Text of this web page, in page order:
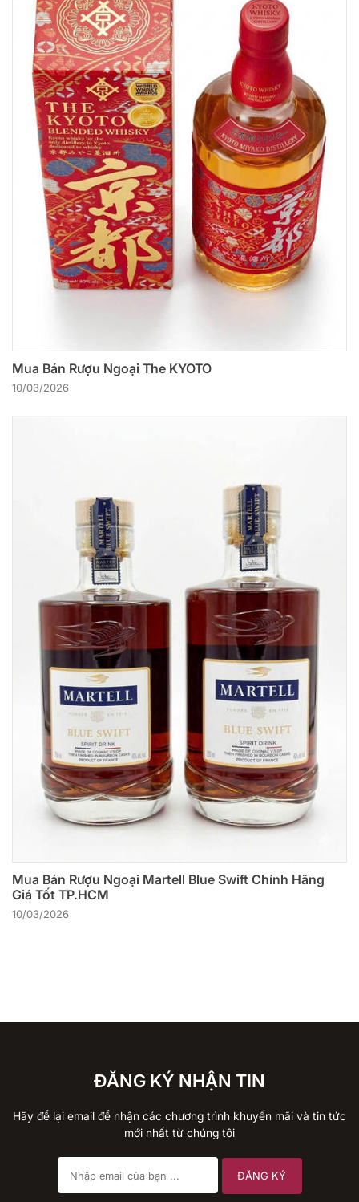
Mua Bán Rượu Ngoại The KYOTO
10/03/2026
Mua Bán Rượu Ngoại Martell Blue Swift Chính Hãng
Giá Tốt TP.HCM
10/03/2026
ĐĂNG KÝ NHẬN TIN
Hãy để lại email để nhận các chương trình khuyến mãi và tin tức
mới nhất từ chúng tôi